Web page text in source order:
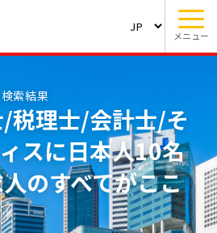
メニュー
索結果
税理士/会計士/そ
スに日本人10名
のすべてがここ